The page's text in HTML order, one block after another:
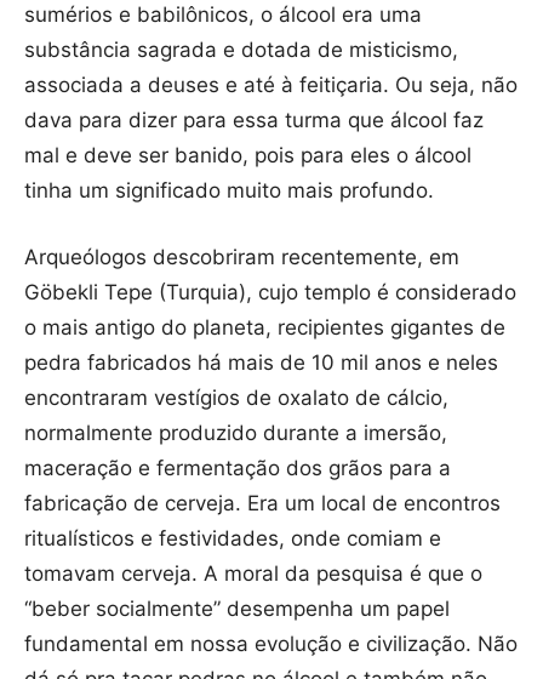
sumérios e babilônicos, o álcool era uma
substância sagrada e dotada de misticismo,
associada a deuses e até à feitiçaria. Ou seja, não
dava para dizer para essa turma que álcool faz
mal e deve ser banido, pois para eles o álcool
tinha um significado muito mais profundo.
Arqueólogos descobriram recentemente, em
Göbekli Tepe (Turquia), cujo templo é considerado
o mais antigo do planeta, recipientes gigantes de
pedra fabricados há mais de 10 mil anos e neles
encontraram vestígios de oxalato de cálcio,
normalmente produzido durante a imersão,
maceração e fermentação dos grãos para a
fabricação de cerveja. Era um local de encontros
ritualísticos e festividades, onde comiam e
tomavam cerveja. A moral da pesquisa é que o
“beber socialmente” desempenha um papel
fundamental em nossa evolução e civilização. Não